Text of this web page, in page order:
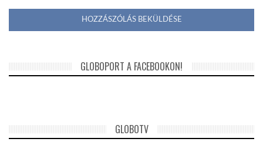
GLOBOPORT A FACEBOOKON!
GLOBOTV